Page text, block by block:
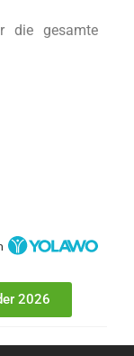
die gesamte
2026